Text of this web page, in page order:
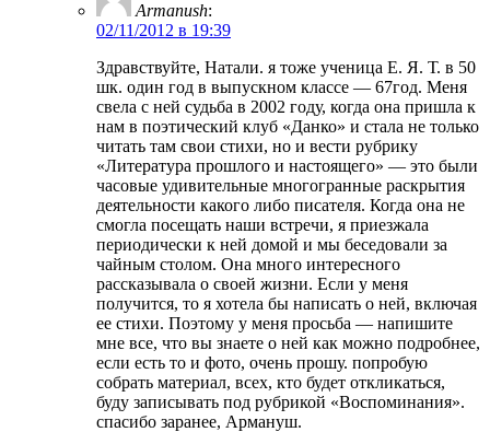
Armanush:
02/11/2012 в 19:39
Здравствуйте, Натали. я тоже ученица Е. Я. Т. в 50
шк. один год в выпускном классе — 67год. Меня
свела с ней судьба в 2002 году, когда она пришла к
нам в поэтический клуб «Данко» и стала не только
читать там свои стихи, но и вести рубрику
«Литература прошлого и настоящего» — это были
часовые удивительные многогранные раскрытия
деятельности какого либо писателя. Когда она не
смогла посещать наши встречи, я приезжала
периодически к ней домой и мы беседовали за
чайным столом. Она много интересного
рассказывала о своей жизни. Если у меня
получится, то я хотела бы написать о ней, включая
ее стихи. Поэтому у меня просьба — напишите
мне все, что вы знаете о ней как можно подробнее,
если есть то и фото, очень прошу. попробую
собрать материал, всех, кто будет откликаться,
буду записывать под рубрикой «Воспоминания».
спасибо заранее, Армануш.